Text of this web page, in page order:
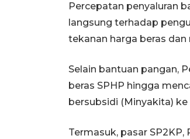
Percepatan penyaluran
langsung terhadap
tekanan harga beras
Selain bantuan pangan,
beras SPHP hingga
bersubsidi (Minyakita)
Termasuk, pasar SP2KP,